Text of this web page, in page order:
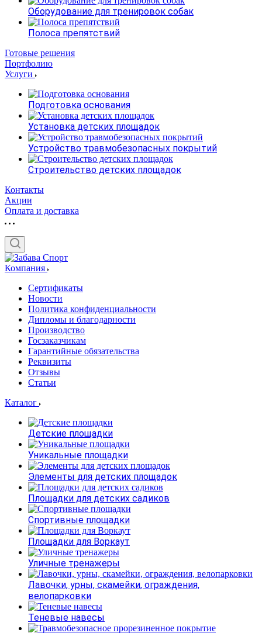
Оборудование для тренировок собак
Полоса препятствий
Готовые решения
Портфолию
Услуги
Подготовка основания
Установка детских площадок
Устройство травмобезопасных покрытий
Строительство детских площадок
Контакты
Акции
Оплата и доставка
Компания
Сертификаты
Новости
Политика конфиденциальности
Дипломы и благодарности
Производство
Госзаказчикам
Гарантийные обязательства
Реквизиты
Отзывы
Статьи
Каталог
Детские площадки
Уникальные площадки
Элементы для детских площадок
Площадки для детских садиков
Спортивные площадки
Площадки для Воркаут
Уличные тренажеры
Лавочки, урны, скамейки, ограждения,
велопарковки
Теневые навесы